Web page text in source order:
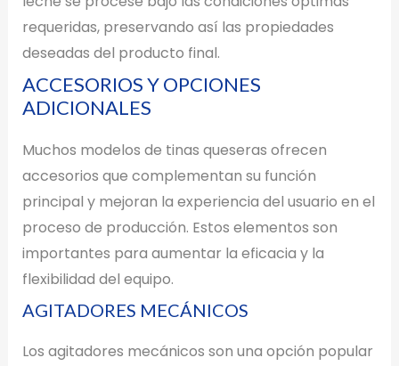
requeridas, preservando así las propiedades
deseadas del producto final.
ACCESORIOS Y OPCIONES
ADICIONALES
Muchos modelos de tinas queseras ofrecen
accesorios que complementan su función
principal y mejoran la experiencia del usuario en el
proceso de producción. Estos elementos son
importantes para aumentar la eficacia y la
flexibilidad del equipo.
AGITADORES MECÁNICOS
Los agitadores mecánicos son una opción popular